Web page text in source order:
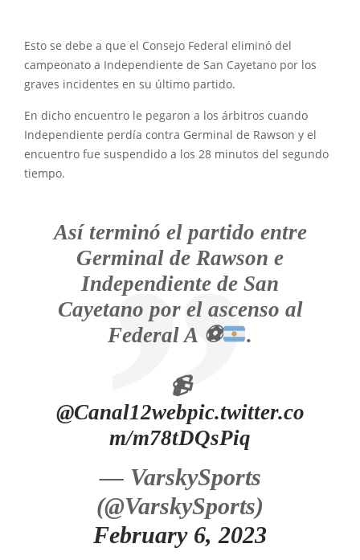
Esto se debe a que el Consejo Federal eliminó del
campeonato a Independiente de San Cayetano por los
graves incidentes en su último partido.
En dicho encuentro le pegaron a los árbitros cuando
Independiente perdía contra Germinal de Rawson y el
encuentro fue suspendido a los 28 minutos del segundo
tiempo.
Así terminó el partido entre
Germinal de Rawson e
Independiente de San
Cayetano por el ascenso al
Federal A ⚽️ .
📹
@Canal12webpic.twitter.co
m/m78tDQsPiq
— VarskySports
(@VarskySports)
February 6, 2023